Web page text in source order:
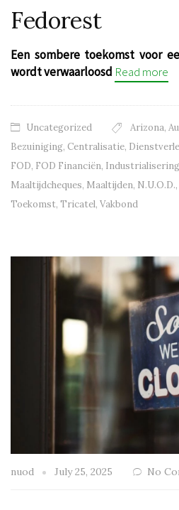
Fedorest
Een sombere toekomst voor
wordt verwaarloosd Read more
Uncategorized Arizona,
Bezuiniging, Centralisatie,
FOD, FOD Financiën, Industrialisering
Maaltijdcheques, Maaltijden, N.U.O.D.,
Toekomst, Tricatel, Vakbond
nuod July 25, 2025 No